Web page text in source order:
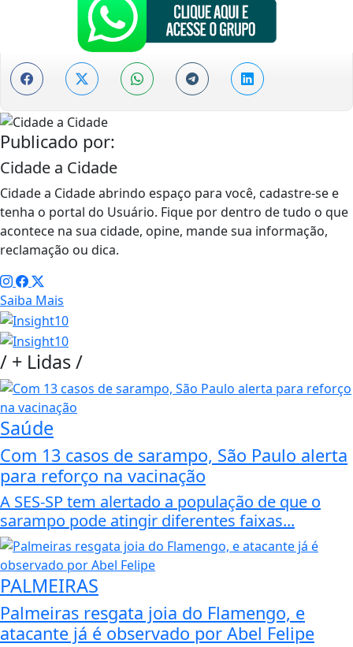
Publicado por:
Cidade a Cidade
Cidade a Cidade abrindo espaço para você, cadastre-se e
tenha o portal do Usuário. Fique por dentro de tudo o que
acontece na sua cidade, opine, mande sua informação,
reclamação ou dica.
Saiba Mais
/ + Lidas/
Saúde
Com 13 casos de sarampo, São Paulo alerta
para reforço na vacinação
A SES-SP tem alertado a população de que o
sarampo pode atingir diferentes faixas...
PALMEIRAS
Palmeiras resgata joia do Flamengo, e
atacante já é observado por Abel Felipe